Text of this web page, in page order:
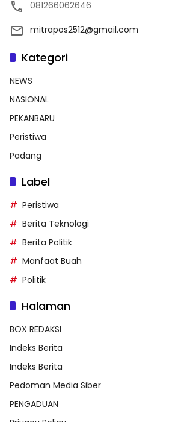
081266062646
mitrapos2512@gmail.com
Kategori
NEWS
NASIONAL
PEKANBARU
Peristiwa
Padang
Label
Peristiwa
Berita Teknologi
Berita Politik
Manfaat Buah
Politik
Halaman
BOX REDAKSI
Indeks Berita
Indeks Berita
Pedoman Media Siber
PENGADUAN